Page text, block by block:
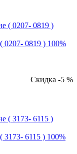
0819 ) 100%
Скидка -5 %
6115 ) 100%